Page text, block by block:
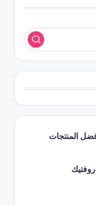
40% على افضل المنتجات